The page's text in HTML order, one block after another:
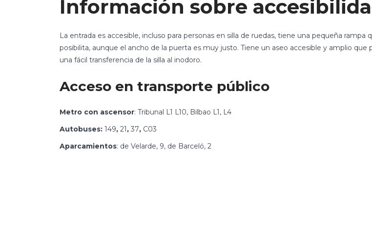
Información sobre
La entrada es accesible, incluso para personas en silla de ruedas, tiene una pequeña rampa
posibilita, aunque el ancho de la puerta es muy justo. Tiene un aseo accesible y amplio que
una fácil transferencia de la silla al inodoro.
Acceso en transporte público
Metro con ascensor: Tribunal L1 L10, Bilbao L1, L4
Autobuses: 149, 21, 37, C03
Aparcamientos: de Velarde, 9, de Barceló, 2